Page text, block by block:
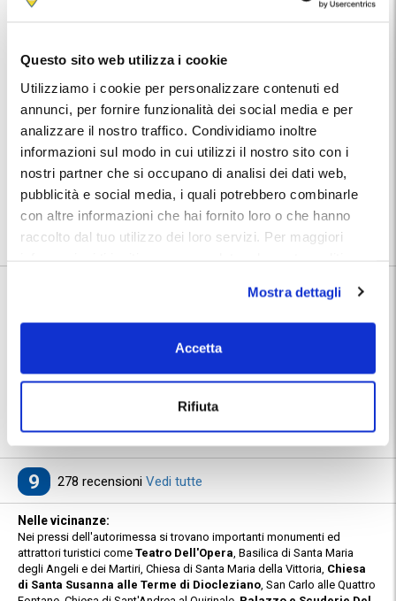
Questo sito web utilizza i cookie
Utilizziamo i cookie per personalizzare contenuti ed
annunci, per fornire funzionalità dei social media e per
analizzare il nostro traffico. Condividiamo inoltre
informazioni sul modo in cui utilizzi il nostro sito con i
nostri partner che si occupano di analisi dei dati web,
pubblicità e social media, i quali potrebbero combinarle
con altre informazioni che hai fornito loro o che hanno
raccolto dal tuo utilizzo dei loro servizi. Per maggiori
Mostra dettagli
Accetta
Rifiuta
online la targa del veicolo SUL SITO DEL COMUNE DI ROMA a questo
totalmente-elettrici per consentire agli ausiliari del traffico di verificare
in fase di controllo.
Si può uscire dalla ZTL liberamente, in qualsiasi momento della
giornata e con qualsiasi tipo di veicolo.
Posizione:
Utilizza la mappa per calcolare il percorso per raggiungere il
indirizzo e numeri telefonici dedicati del parcheggio.
9 278 recensioni Vedi tutte
Nelle vicinanze:
Nei pressi dell'autorimessa si trovano importanti monumenti ed
attrattori turistici come Teatro Dell'Opera , Basilica di Santa Maria
degli Angeli e dei Martiri, Chiesa di Santa Maria della Vittoria, Chiesa
di Santa Susanna alle Terme di Diocleziano , San Carlo alle Quattro